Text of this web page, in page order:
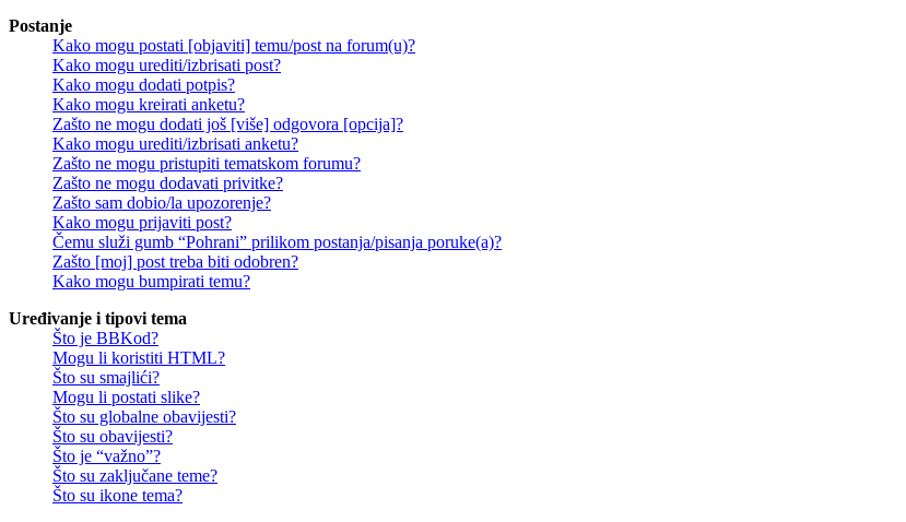
Postanje
Kako mogu postati [objaviti] temu/post na forum(u)?
Kako mogu urediti/izbrisati post?
Kako mogu dodati potpis?
Kako mogu kreirati anketu?
Zašto ne mogu dodati još [više] odgovora [opcija]?
Kako mogu urediti/izbrisati anketu?
Zašto ne mogu pristupiti tematskom forumu?
Zašto ne mogu dodavati privitke?
Zašto sam dobio/la upozorenje?
Kako mogu prijaviti post?
Čemu služi gumb “Pohrani” prilikom postanja/pisanja poruke(a)?
Zašto [moj] post treba biti odobren?
Kako mogu bumpirati temu?
Uređivanje i tipovi tema
Što je BBKod?
Mogu li koristiti HTML?
Što su smajlići?
Mogu li postati slike?
Što su globalne obavijesti?
Što su obavijesti?
Što je “važno”?
Što su zaključane teme?
Što su ikone tema?